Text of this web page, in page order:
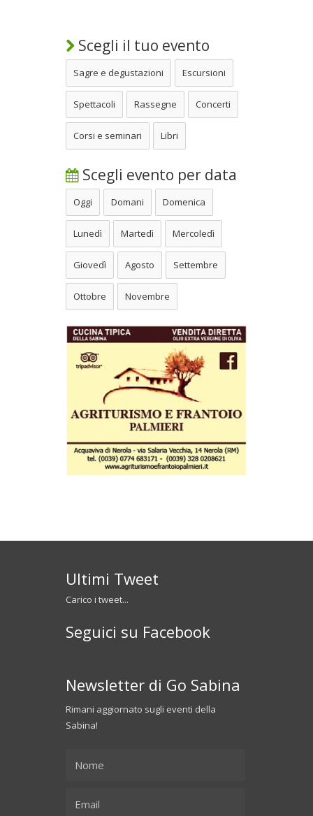
Scegli il tuo evento
Sagre e degustazioni Escursioni
Spettacoli Rassegne Concerti
Corsi e seminari Libri
Scegli evento per data
Oggi Domani Domenica
Lunedì Martedì Mercoledì
Giovedì Agosto Settembre
Ottobre Novembre
Ultimi Tweet
Carico i tweet...
Seguici su Facebook
Newsletter di Go Sabina
Rimani aggiornato sugli eventi della
Sabina!